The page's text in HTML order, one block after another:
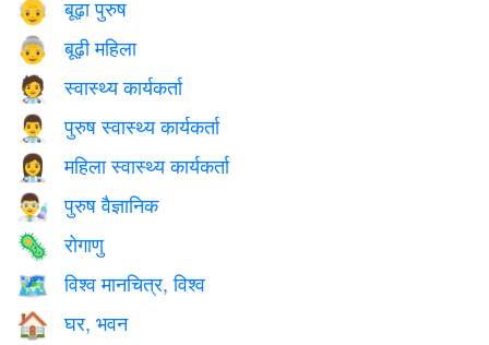
👴 बूढ़ा पुरुष
👵 बूढ़ी महिला
🧑‍⚕️ स्वास्थ्य कार्यकर्ता
👨‍⚕️ पुरुष स्वास्थ्य कार्यकर्ता
👩‍⚕️ महिला स्वास्थ्य कार्यकर्ता
👨‍🔬 पुरुष वैज्ञानिक
🦠 रोगाणु
🗺️ विश्व मानचित्र, विश्व
🏠 घर, भवन